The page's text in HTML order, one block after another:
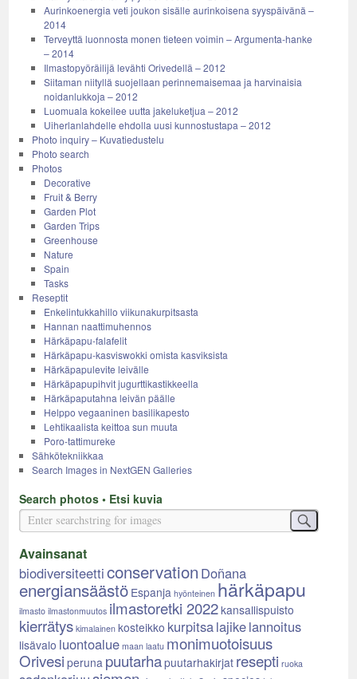
Aurinkoenergia veti joukon sisälle aurinkoisena syyspäivänä –
2014
Terveyttä luonnosta monen tieteen voimin – Argumenta-hanke
– 2014
Ilmastopyöräilijä levähti Orivedellä – 2012
Siitaman niityllä suojellaan perinnemaisemaa ja harvinaisia
noidanlukkoja – 2012
Luomuala kokeilee uutta jakeluketjua – 2012
Uiherlanlahdelle ehdolla uusi kunnostustapa – 2012
Photo inquiry – Kuvatiedustelu
Photo search
Photos
Decorative
Fruit & Berry
Garden Plot
Garden Trips
Greenhouse
Nature
Spain
Tasks
Reseptit
Enkelintukkahillo viikunakurpitsasta
Hannan naattimuhennos
Härkäpapu-falafelit
Härkäpapu-kasviswokki omista kasviksista
Härkäpapulevite leivälle
Härkäpapupihvit jugurttikastikkeella
Härkäpaputahna leivän päälle
Helppo vegaaninen basilikapesto
Lehtikaalista keittoa sun muuta
Poro-tattimureke
Sähkötekniikkaa
Search Images in NextGEN Galleries
Search photos • Etsi kuvia
Avainsanat
biodiversiteetticonservation Doñana
energiansäästö Espanja hyönteinen härkäpapu
ilmasto ilmastonmuutos ilmastoretki 2022kansallispuisto
kierrätys kimalainen kosteikko kurpitsalajikelannoitus
lisävalo luontoalue maan laatu monimuotoisuus
Orivesi peruna puutarhapuutarhakirjat resepti ruoka